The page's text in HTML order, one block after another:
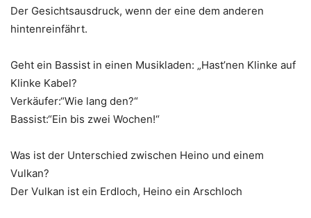
Der Gesichtsausdruck, wenn der eine dem anderen
hintenreinfährt.
Geht ein Bassist in einen Musikladen: „Hast’nen Klinke auf
Klinke Kabel?
Verkäufer:“Wie lang den?“
Bassist:“Ein bis zwei Wochen!“
Was ist der Unterschied zwischen Heino und einem
Vulkan?
Der Vulkan ist ein Erdloch, Heino ein Arschloch